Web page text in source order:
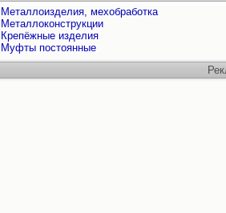
Металлоизделия, мехобработка
Металлоконструкции
Крепёжные изделия
Муфты постоянные